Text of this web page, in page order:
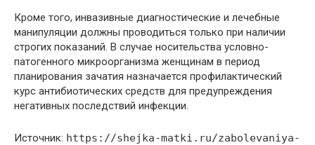
Кроме того, инвазивные диагностические и лечебные
манипуляции должны проводиться только при наличии
строгих показаний. В случае носительства условно-
патогенного микроорганизма женщинам в период
планирования зачатия назначается профилактический
курс антибиотических средств для предупреждения
негативных последствий инфекции.
Источник: https://shejka-matki.ru/zabolevaniya-